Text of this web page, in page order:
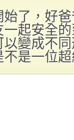
了，好
起安全
變成不
是一位